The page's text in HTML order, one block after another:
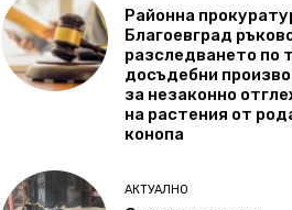
Районна
Благоевград
разследването по
досъдебни
за незаконно
на растения от
конопа
АКТУАЛНО